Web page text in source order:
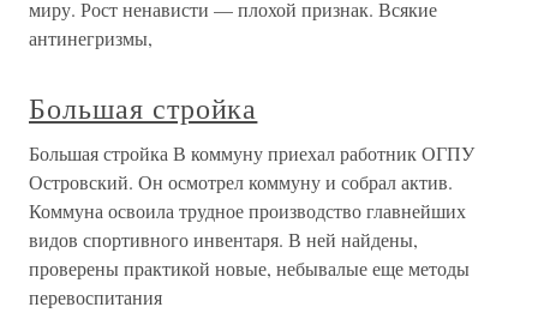
миру. Рост ненависти — плохой признак. Всякие
антинегризмы,
Большая стройка
Большая стройка В коммуну приехал работник ОГПУ
Островский. Он осмотрел коммуну и собрал актив.
Коммуна освоила трудное производство главнейших
видов спортивного инвентаря. В ней найдены,
проверены практикой новые, небывалые еще методы
перевоспитания